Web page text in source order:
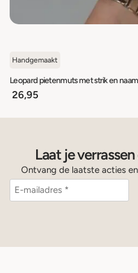
Handgemaakt
Leopard pietenmuts met strik en
26,95
Laat je
Ontvang de laatste acties